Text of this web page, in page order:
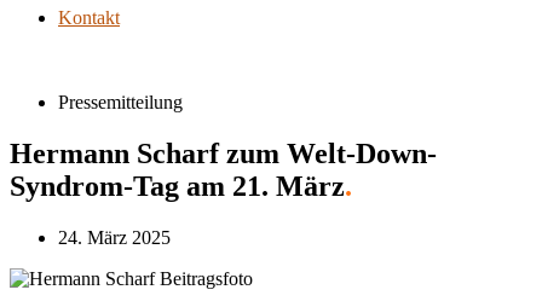
Kontakt
Pressemitteilung
Hermann Scharf zum Welt-Down-
Syndrom-Tag am 21. März.
24. März 2025